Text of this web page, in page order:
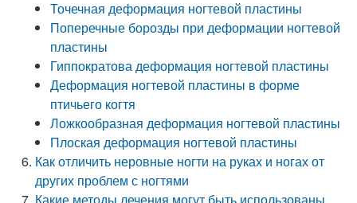
Точечная деформация ногтевой пластины
Поперечные борозды при деформации ногтевой
пластины
Гиппократова деформация ногтевой пластины
Деформация ногтевой пластины в форме
птичьего когтя
Ложкообразная деформация ногтевой пластины
Плоская деформация ногтевой пластины
Как отличить неровные ногти на руках и ногах от
других проблем с ногтями